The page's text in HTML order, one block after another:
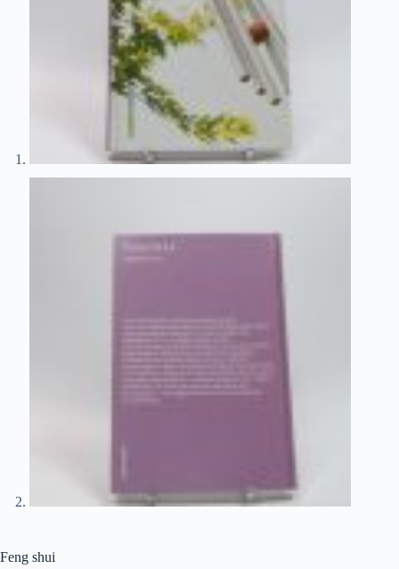
Feng shui